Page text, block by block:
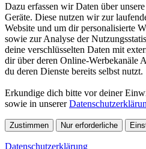
Dazu erfassen wir Daten über
Geräte. Diese nutzen wir zur
Website und um dir personalisierte
sowie zur Analyse der
deine verschlüsselten Daten mit
dir über deren Online-Werbekanäle
du deren Dienste bereits selbst nutzt.
Erkundige dich bitte vor deiner
sowie in unserer
Zustimmen Nur erforderliche
Datenschutzerklärung